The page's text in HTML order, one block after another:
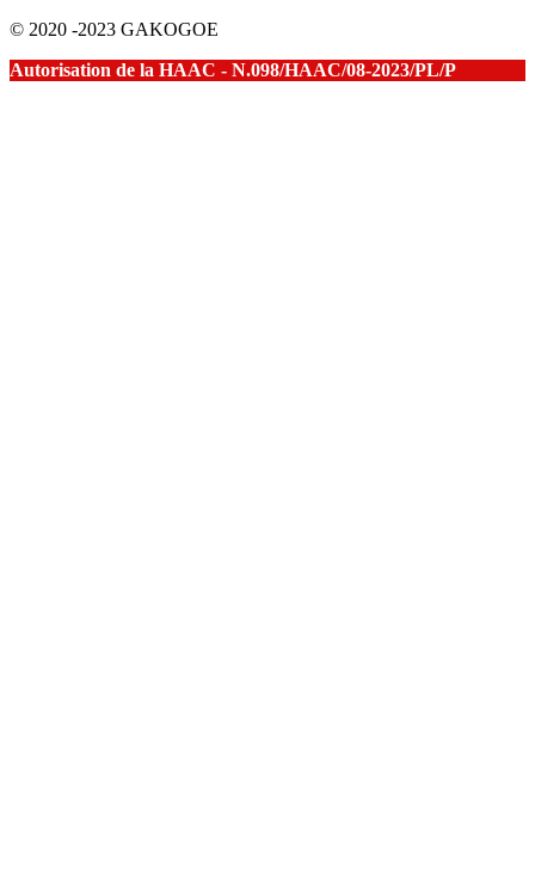
© 2020 -2023 GAKOGOE
Autorisation de la HAAC - N.098/HAAC/08-2023/PL/P